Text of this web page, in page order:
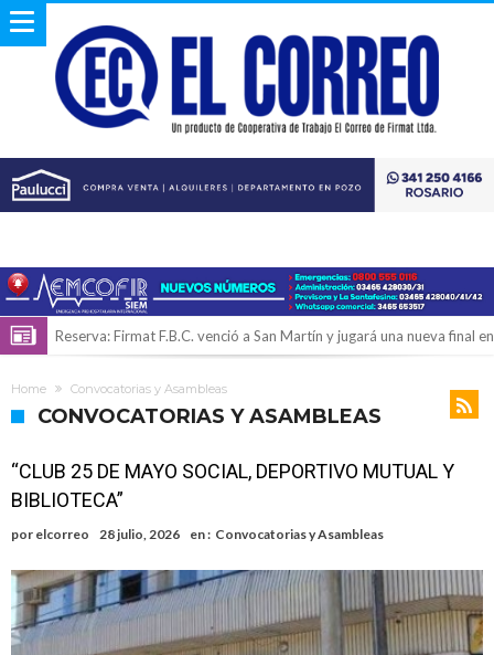
Reserva: Firmat F.B.C. venció a San Martín y jugará una nueva final en
“La medicina nos salvó”: la emotiva historia de la firmatense que se
Vassalli: en potencial y con fechas diferidas, la empresa reformula
del ferrocarril
Violento robo en la zona rural de Firmat: maniataron a una pareja de
adultos mayores
Colecta solidaria de juguetes en Firmat para el EPI y el Hospital
Home Convocatorias y Asambleas
CONVOCATORIAS Y ASAMBLEAS
“CLUB 25 DE MAYO SOCIAL, DEPORTIVO MUTUAL Y
BIBLIOTECA”
por elcorreo 28 julio, 2026 en : Convocatorias y Asambleas